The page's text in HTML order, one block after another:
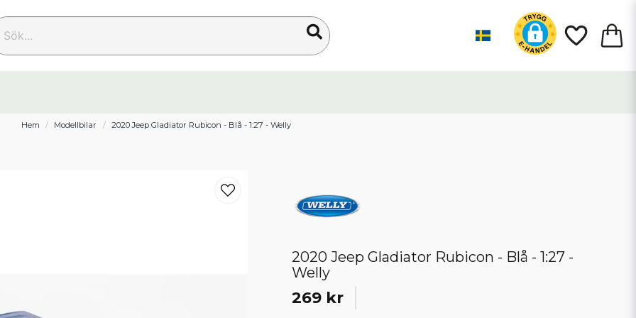
Hem Modellbilar 2020 Jeep Gladiator Rubicon - Blå - 1:27 - Welly
2020 Jeep Gladiator Rubicon - Blå - 1:27 -
Welly
269 kr